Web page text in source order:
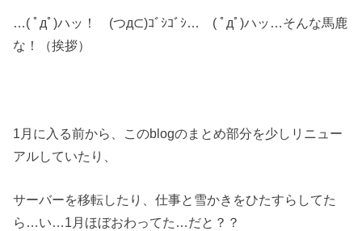
…( ﾟдﾟ)ハッ！ (つд⊂)ｺﾞｼｺﾞｼ… ( ﾟдﾟ)ハッ…そんな馬鹿
な！（挨拶）
1月に入る前から、このblogのまとめ部分を少しリニュー
アルしていたり、
サーバーを移転したり、仕事と雪かきをひたすらしてた
ら…い…1月ほぼおわってた…だと？？